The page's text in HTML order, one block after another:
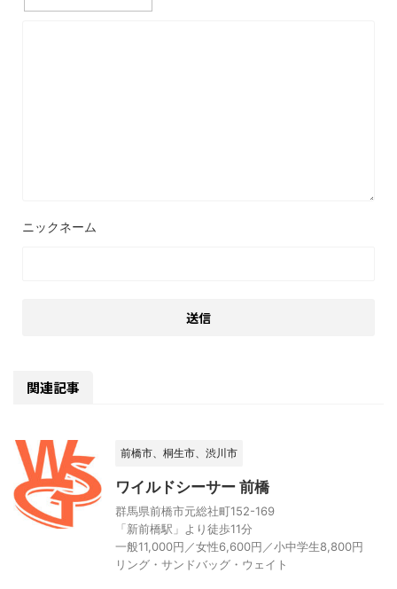
関連記事
前橋市、桐生市、渋川市
ワイルドシーサー 前橋
群馬県前橋市元総社町152-169
「新前橋駅」より徒歩11分
一般11,000円／女性6,600円／小中学生8,800円
リング・サンドバッグ・ウェイト